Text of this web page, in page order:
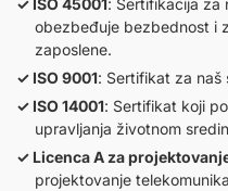
ISO 45001: Sertifikacija za
obezbeđuje bezbednost i
zaposlene.
ISO 9001: Sertifikat za naš
ISO 14001: Sertifikat koji
upravljanja životnom
Licenca A za
projektovanje